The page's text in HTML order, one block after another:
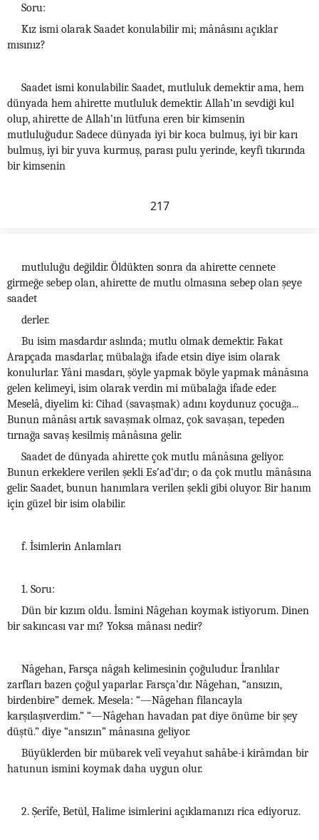
Soru:
Kız ismi olarak Saadet konulabilir mi; mânâsını açıklar
mısınız?
Saadet ismi konulabilir. Saadet, mutluluk demektir ama, hem
dünyada hem ahirette mutluluk demektir. Allah’ın sevdiği kul
olup, ahirette de Allah’ın lütfuna eren bir kimsenin
mutluluğudur. Sadece dünyada iyi bir koca bulmuş, iyi bir karı
bulmuş, iyi bir yuva kurmuş, parası pulu yerinde, keyfi tıkırında
bir kimsenin
217
mutluluğu değildir. Öldükten sonra da ahirette cennete
girmeğe sebep olan, ahirette de mutlu olmasına sebep olan şeye
saadet
derler.
Bu isim masdardır aslında; mutlu olmak demektir. Fakat
Arapçada masdarlar, mübalağa ifade etsin diye isim olarak
konulurlar. Yâni masdarı, şöyle yapmak böyle yapmak mânâsına
gelen kelimeyi, isim olarak verdin mi mübalağa ifade eder.
Meselâ, diyelim ki: Cihad (savaşmak) adını koydunuz çocuğa...
Bunun mânâsı artık savaşmak olmaz, çok savaşan, tepeden
tırnağa savaş kesilmiş mânâsına gelir.
Saadet de dünyada ahirette çok mutlu mânâsına geliyor.
Bunun erkeklere verilen şekli Es’ad’dır; o da çok mutlu mânâsına
gelir. Saadet, bunun hanımlara verilen şekli gibi oluyor. Bir hanım
için güzel bir isim olabilir.
f. İsimlerin Anlamları
1. Soru:
Dün bir kızım oldu. İsmini Nâgehan koymak istiyorum. Dinen
bir sakıncası var mı? Yoksa mânası nedir?
Nâgehan, Farsça nâgah kelimesinin çoğuludur. İranlılar
zarfları bazen çoğul yaparlar. Farsça’dır. Nâgehan, “ansızın,
birdenbire” demek. Mesela: “—Nâgehan filancayla
karşılaşıverdim.” “—Nâgehan havadan pat diye önüme bir şey
düştü.” diye “ansızın” mânasına geliyor.
Büyüklerden bir mübarek velî veyahut sahâbe-i kirâmdan bir
hatunun ismini koymak daha uygun olur.
2. Şerîfe, Betül, Halime isimlerini açıklamanızı rica ediyoruz.